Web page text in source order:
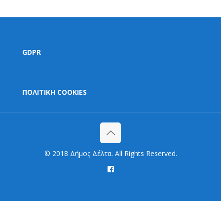
GDPR
ΠΟΛΙΤΙΚΗ COOKIES
© 2018 Δήμος Δέλτα. All Rights Reserved.